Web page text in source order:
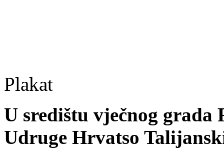
Plakat
U središtu vječnog grada
Udruge Hrvatso